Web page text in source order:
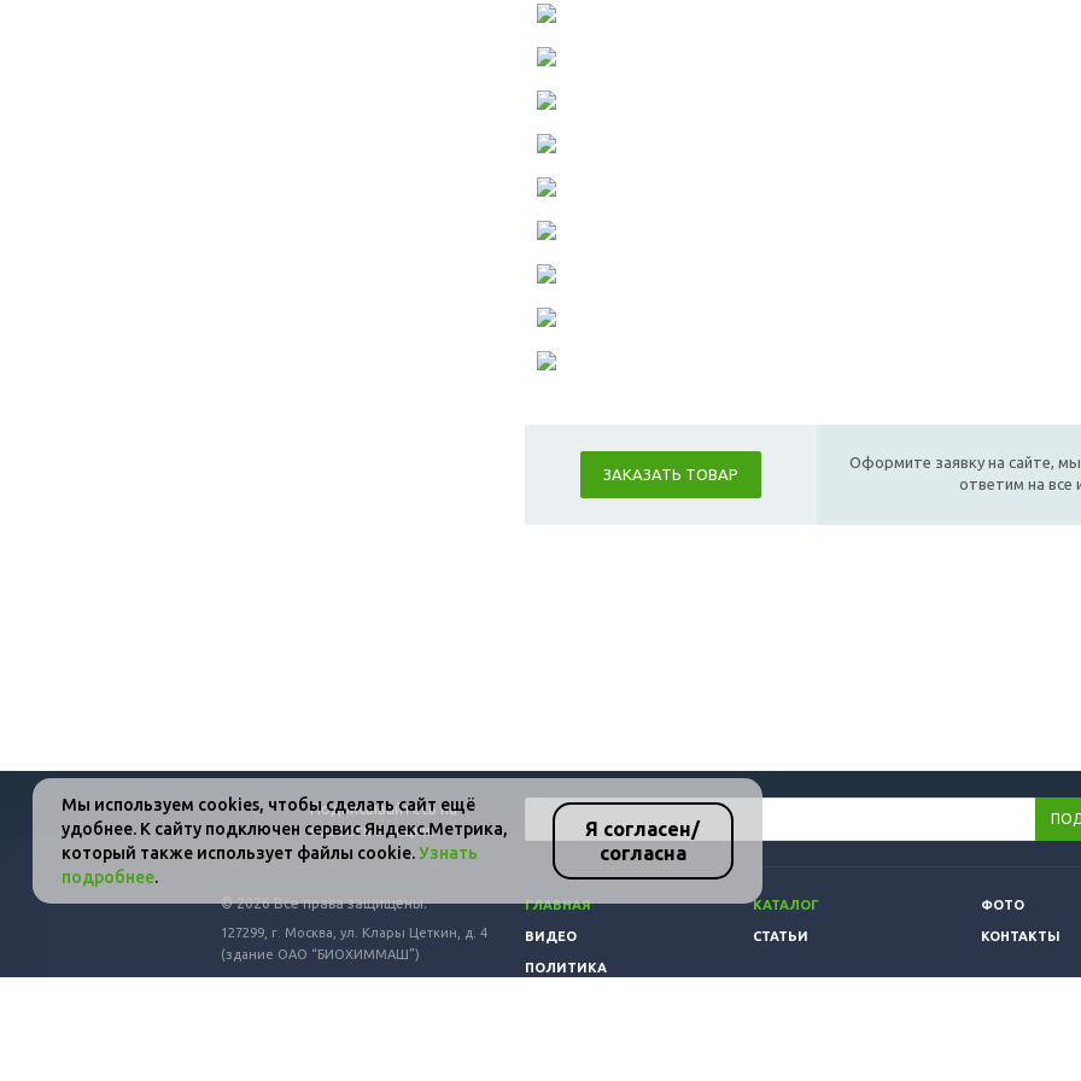
ЗАКАЗАТЬ ТОВАР
Оформите заявку на сайте,
ответим на все
Подписывайтесь на
новости и акции:
© 2026 Все права защищены.
127299, г. Москва, ул. Клары Цеткин, д. 4
(здание ОАО “БИОХИММАШ”)
ГЛАВНАЯ КАТАЛОГ ФОТО
ВИДЕО СТАТЬИ КОНТАКТЫ
ПОЛИТИКА
Мы используем cookies, чтобы сделать сайт ещё
удобнее. К сайту подключен сервис Яндекс.Метрика,
который также использует файлы cookie.Узнать
подробнее.
Я согласен/
согласна